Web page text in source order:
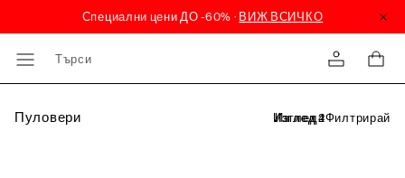
Търси
Пуловери Филтрирай